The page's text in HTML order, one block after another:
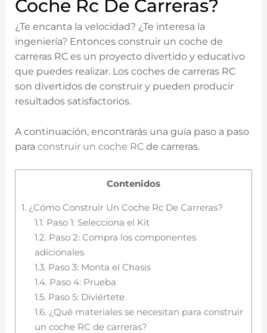
Coche Rc De Carreras?
¿Te encanta la velocidad? ¿Te interesa la
ingeniería? Entonces construir un coche de
carreras RC es un proyecto divertido y educativo
que puedes realizar. Los coches de carreras RC
son divertidos de construir y pueden producir
resultados satisfactorios.
A continuación, encontrarás una guía paso a paso
para construir un coche RCde carreras.
Contenidos
1. ¿Cómo Construir Un Coche Rc De Carreras?
1.1. Paso 1: Selecciona el Kit
1.2. Paso 2: Compra los componentes
adicionales
1.3. Paso 3: Monta el Chasis
1.4. Paso 4: Prueba
1.5. Paso 5: Diviértete
1.6. ¿Qué materiales se necesitan para construir
un coche RC de carreras?